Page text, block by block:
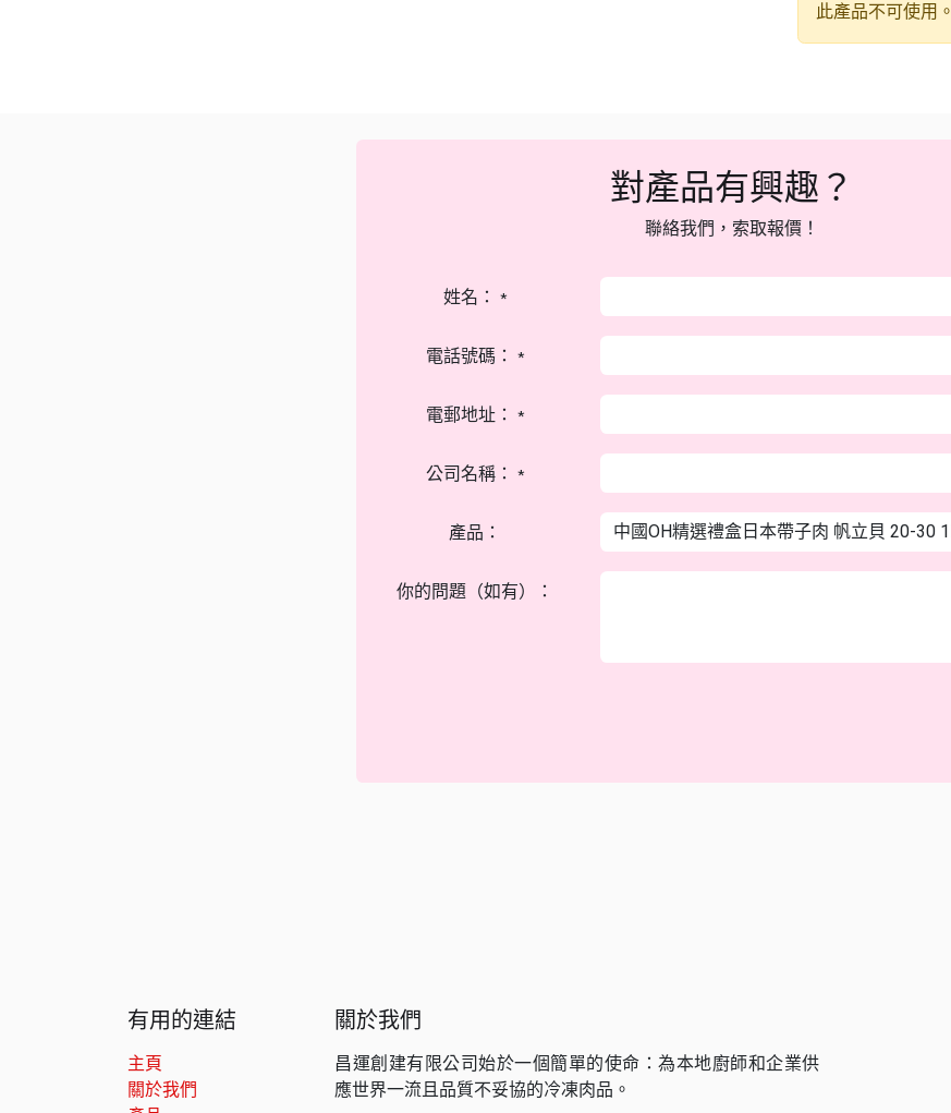
此產品不可使用。
對產品有興趣？
聯絡我們，索取報價！
姓名： *
電話號碼： *
電郵地址： *
公司名稱： *
產品：
你的問題（如有）：
有用的連結
主頁
關於我們
關於我們
昌運創建有限公司始於一個簡單的使命：為本地廚師和企業供
應世界一流且品質不妥協的冷凍肉品。